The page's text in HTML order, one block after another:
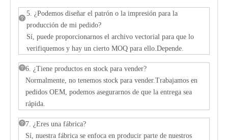
5. ¿Podemos diseñar el patrón o la impresión para la
producción de mi pedido?
Sí, puede proporcionarnos el archivo vectorial para que lo
verifiquemos y hay un cierto MOQ para ello.Depende.
6. ¿Tiene productos en stock para vender?
Normalmente, no tenemos stock para vender.Trabajamos en
pedidos OEM, podemos asegurarnos de que la entrega sea
rápida.
7. ¿Eres una fábrica?
Sí, nuestra fábrica se enfoca en producir parte de nuestros